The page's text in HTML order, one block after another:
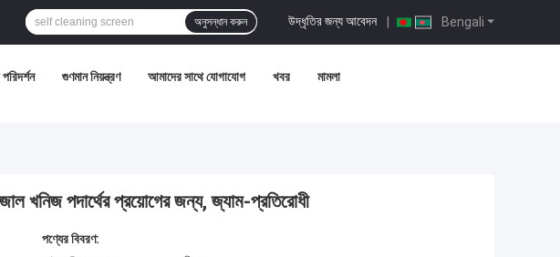
Bengali
উদ্ধৃতির জন্য আবেদন |
অনুসন্ধান করুন
গুণমান নিয়ন্ত্রণ আমাদের সাথে যোগাযোগ খবর মামলা
জাল খনিজ পদার্থের প্রয়োগের জন্য, জ্যাম-প্রতিরোধী
পণ্যের বিবরণ: